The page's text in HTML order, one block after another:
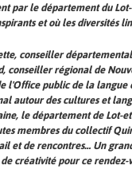
par le département du
et où les diversités
conseiller
conseiller régional de
l'Office public de la langue
autour des cultures et
le département de Lot-
membres du collectif
et de rencontres… Un
créativité pour ce rendez-